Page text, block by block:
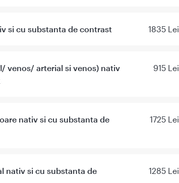
si cu substanta de contrast 1835 Lei
venos/ arterial si venos) nativ
915 Lei
nativ si cu substanta de
1725 Lei
nativ si cu substanta de
1285 Lei